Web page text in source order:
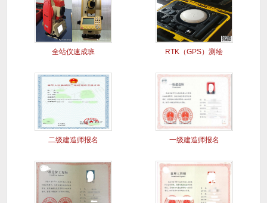
全站仪速成班 RTK（GPS）测绘
二级建造师报名 一级建造师报名